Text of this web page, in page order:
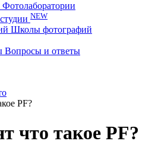
Фотолаборатории
NEW
Школы фотографий
Вопросы и ответы
PF?
что такое PF?